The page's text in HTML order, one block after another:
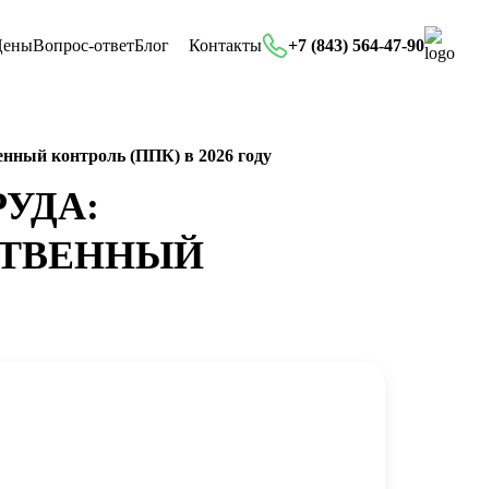
Вопрос-ответБлог Контакты +7 (843) 564-47-90
контроль (ППК) в 2026 году